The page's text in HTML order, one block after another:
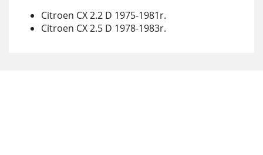
Citroen CX 2.2 D 1975-1981r.
Citroen CX 2.5 D 1978-1983r.